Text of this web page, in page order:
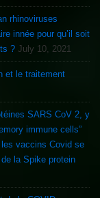
rhinoviruses
innée pour qu’il soit
? July 10, 2021
et le traitement
SARS CoV 2, y
immune cells”
vaccins Covid se
la Spike protein